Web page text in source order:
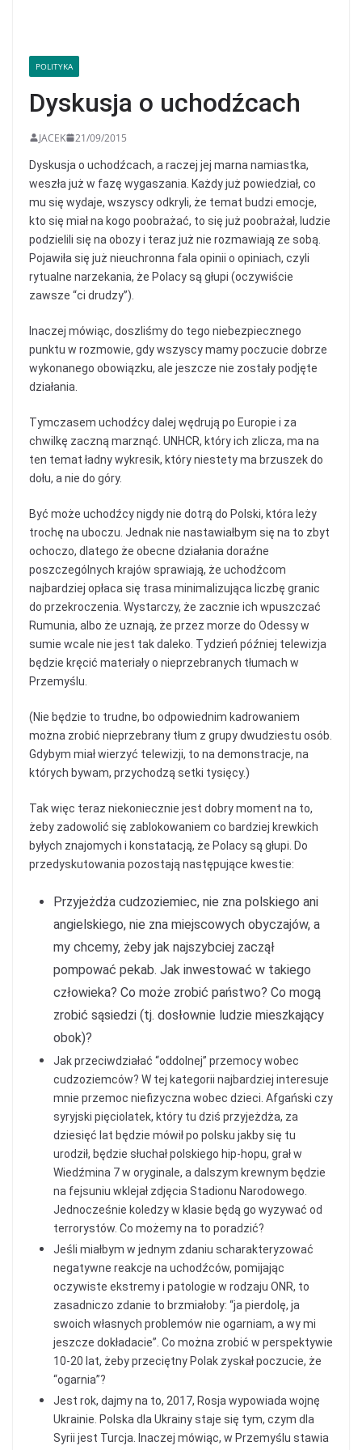
POLITYKA
Dyskusja o uchodźcach
JACEK 21/09/2015
Dyskusja o uchodźcach, a raczej jej marna namiastka,
weszła już w fazę wygaszania. Każdy już powiedział, co
mu się wydaje, wszyscy odkryli, że temat budzi emocje,
kto się miał na kogo poobrażać, to się już poobrażał, ludzie
podzielili się na obozy i teraz już nie rozmawiają ze sobą.
Pojawiła się już nieuchronna fala opinii o opiniach, czyli
rytualne narzekania, że Polacy są głupi (oczywiście
zawsze “ci drudzy”).
Inaczej mówiąc, doszliśmy do tego niebezpiecznego
punktu w rozmowie, gdy wszyscy mamy poczucie dobrze
wykonanego obowiązku, ale jeszcze nie zostały podjęte
działania.
Tymczasem uchodźcy dalej wędrują po Europie i za
chwilkę zaczną marznąć. UNHCR, który ich zlicza, ma na
ten temat ładny wykresik, który niestety ma brzuszek do
dołu, a nie do góry.
Być może uchodźcy nigdy nie dotrą do Polski, która leży
trochę na uboczu. Jednak nie nastawiałbym się na to zbyt
ochoczo, dlatego że obecne działania doraźne
poszczególnych krajów sprawiają, że uchodźcom
najbardziej opłaca się trasa minimalizująca liczbę granic
do przekroczenia. Wystarczy, że zacznie ich wpuszczać
Rumunia, albo że uznają, że przez morze do Odessy w
sumie wcale nie jest tak daleko. Tydzień później telewizja
będzie kręcić materiały o nieprzebranych tłumach w
Przemyślu.
(Nie będzie to trudne, bo odpowiednim kadrowaniem
można zrobić nieprzebrany tłum z grupy dwudziestu osób.
Gdybym miał wierzyć telewizji, to na demonstracje, na
których bywam, przychodzą setki tysięcy.)
Tak więc teraz niekoniecznie jest dobry moment na to,
żeby zadowolić się zablokowaniem co bardziej krewkich
byłych znajomych i konstatacją, że Polacy są głupi. Do
przedyskutowania pozostają następujące kwestie:
Przyjeżdża cudzoziemiec, nie zna polskiego ani
angielskiego, nie zna miejscowych obyczajów, a
my chcemy, żeby jak najszybciej zaczął
pompować pekab. Jak inwestować w takiego
człowieka? Co może zrobić państwo? Co mogą
zrobić sąsiedzi (tj. dosłownie ludzie mieszkający
obok)?
Jak przeciwdziałać “oddolnej” przemocy wobec
cudzoziemców? W tej kategorii najbardziej interesuje
mnie przemoc niefizyczna wobec dzieci. Afgański czy
syryjski pięciolatek, który tu dziś przyjeżdża, za
dziesięć lat będzie mówił po polsku jakby się tu
urodził, będzie słuchał polskiego hip-hopu, grał w
Wiedźmina 7 w oryginale, a dalszym krewnym będzie
na fejsuniu wklejał zdjęcia Stadionu Narodowego.
Jednocześnie koledzy w klasie będą go wyzywać od
terrorystów. Co możemy na to poradzić?
Jeśli miałbym w jednym zdaniu scharakteryzować
negatywne reakcje na uchodźców, pomijając
oczywiste ekstremy i patologie w rodzaju ONR, to
zasadniczo zdanie to brzmiałoby: “ja pierdolę, ja
swoich własnych problemów nie ogarniam, a wy mi
jeszcze dokładacie”. Co można zrobić w perspektywie
10-20 lat, żeby przeciętny Polak zyskał poczucie, że
“ogarnia”?
Jest rok, dajmy na to, 2017, Rosja wypowiada wojnę
Ukrainie. Polska dla Ukrainy staje się tym, czym dla
Syrii jest Turcja. Inaczej mówiąc, w Przemyślu stawia